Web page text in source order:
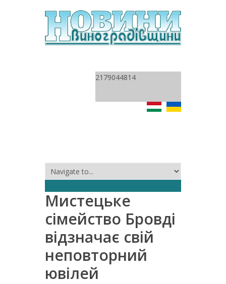
2179044814
Мистецьке
сімейство Бровді
відзначає свій
неповторний
ювілей